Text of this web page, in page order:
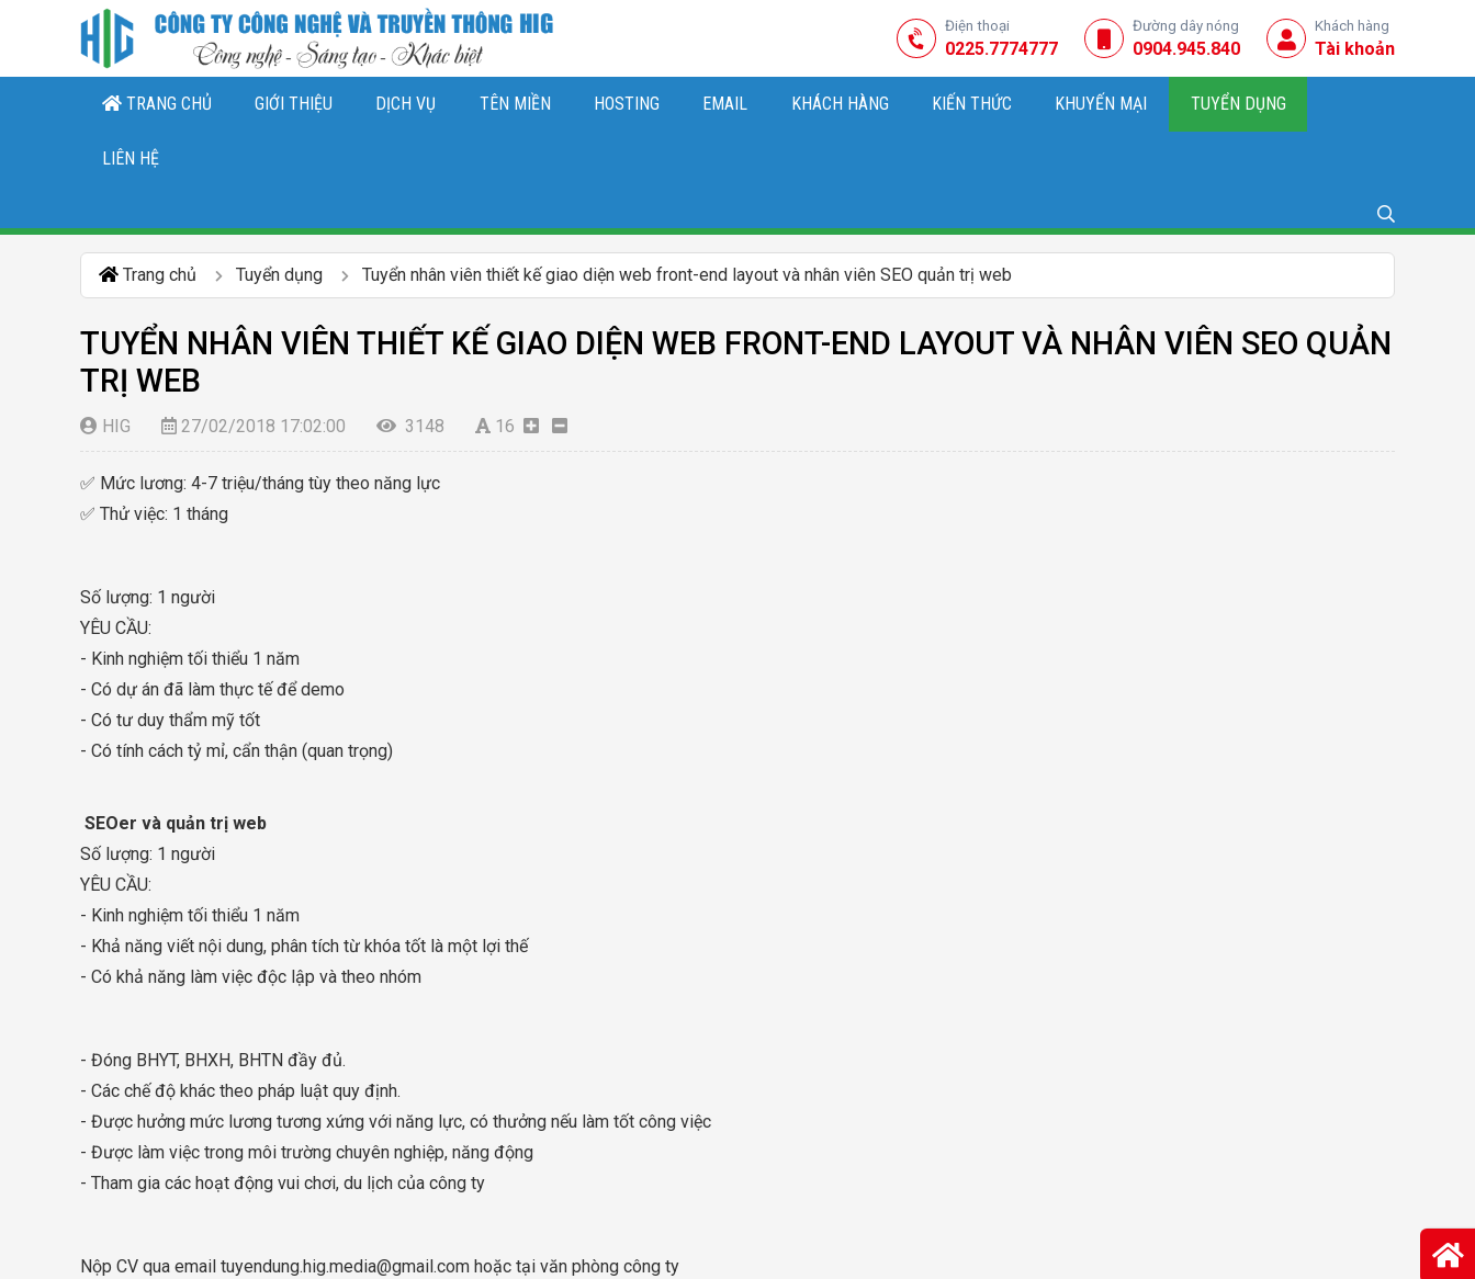
Điện thoại
0225.7774777
Đường dây nóng
0904.945.840
Khách hàng
Tài khoản
TRANG CHỦ GIỚI THIỆU DỊCH VỤ TÊN MIỀN HOSTING EMAIL KHÁCH HÀNG KIẾN THỨC KHUYẾN MẠI TUYỂN DỤNG
LIÊN HỆ
Trang chủ Tuyển dụng Tuyển nhân viên thiết kế giao diện web front-end layout và nhân viên SEO quản trị web
TUYỂN NHÂN VIÊN THIẾT KẾ GIAO DIỆN WEB FRONT-END LAYOUT VÀ NHÂN VIÊN SEO QUẢN
TRỊ WEB
HIG 27/02/2018 17:02:00 3148 16
✅ Mức lương: 4-7 triệu/tháng tùy theo năng lực
✅ Thử việc: 1 tháng
Số lượng: 1 người
YÊU CẦU:
- Kinh nghiệm tối thiểu 1 năm
- Có dự án đã làm thực tế để demo
- Có tư duy thẩm mỹ tốt
- Có tính cách tỷ mỉ, cẩn thận (quan trọng)
SEOer và quản trị web
Số lượng: 1 người
YÊU CẦU:
- Kinh nghiệm tối thiểu 1 năm
- Khả năng viết nội dung, phân tích từ khóa tốt là một lợi thế
- Có khả năng làm việc độc lập và theo nhóm
- Đóng BHYT, BHXH, BHTN đầy đủ.
- Các chế độ khác theo pháp luật quy định.
- Được hưởng mức lương tương xứng với năng lực, có thưởng nếu làm tốt công việc
- Được làm việc trong môi trường chuyên nghiệp, năng động
- Tham gia các hoạt động vui chơi, du lịch của công ty
Nộp CV qua email tuyendung.hig.media@gmail.com hoặc tại văn phòng công ty